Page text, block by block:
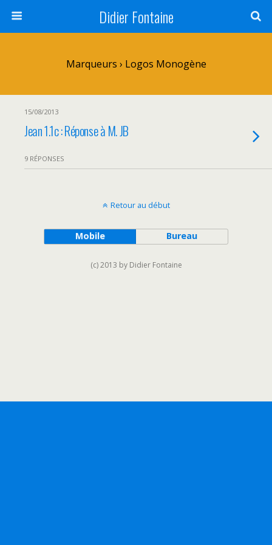
Didier Fontaine
Marqueurs › Logos Monogène
15/08/2013
Jean 1.1c : Réponse à M. JB
9 RÉPONSES
Retour au début
Mobile Bureau
(c) 2013 by Didier Fontaine